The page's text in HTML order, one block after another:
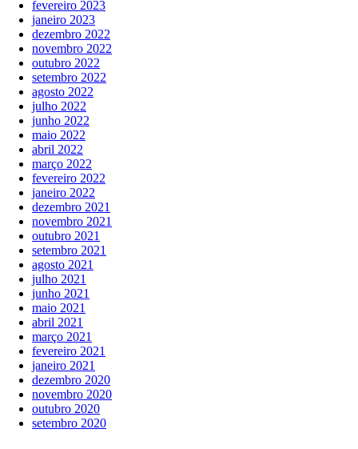
fevereiro 2023
janeiro 2023
dezembro 2022
novembro 2022
outubro 2022
setembro 2022
agosto 2022
julho 2022
junho 2022
maio 2022
abril 2022
março 2022
fevereiro 2022
janeiro 2022
dezembro 2021
novembro 2021
outubro 2021
setembro 2021
agosto 2021
julho 2021
junho 2021
maio 2021
abril 2021
março 2021
fevereiro 2021
janeiro 2021
dezembro 2020
novembro 2020
outubro 2020
setembro 2020